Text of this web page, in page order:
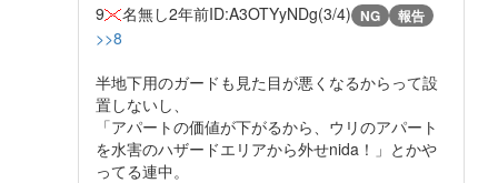
9 名無し2年前ID:A3OTYyNDg(3/4) NG 報告
>>8
半地下用のガードも見た目が悪くなるからって設
置しないし、
「アパートの価値が下がるから、ウリのアパート
を水害のハザードエリアから外せnida！」とかや
ってる連中。